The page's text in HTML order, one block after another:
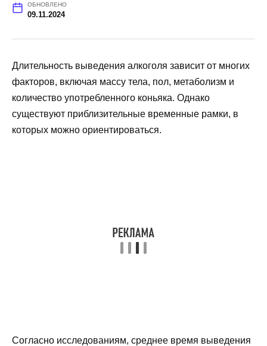
ОБНОВЛЕНО
09.11.2024
Длительность выведения алкоголя зависит от многих
факторов, включая массу тела, пол, метаболизм и
количество употребленного коньяка. Однако
существуют приблизительные временные рамки, в
которых можно ориентироваться.
Согласно исследованиям, среднее время выведения